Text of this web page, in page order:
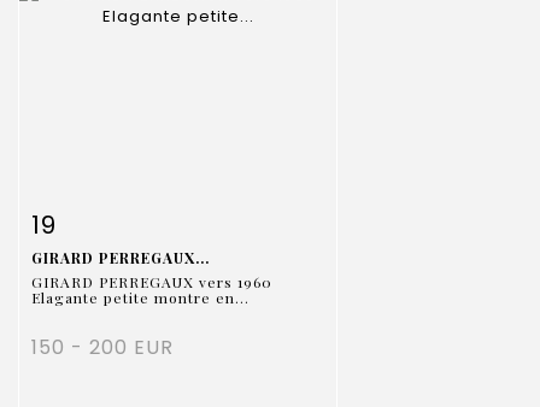
Fiche détaillée
19
GIRARD PERREGAUX...
GIRARD PERREGAUX vers 1960
Elagante petite montre en...
150 - 200 EUR